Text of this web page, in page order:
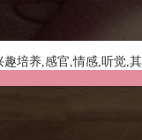
培养,感官,情感,听觉,